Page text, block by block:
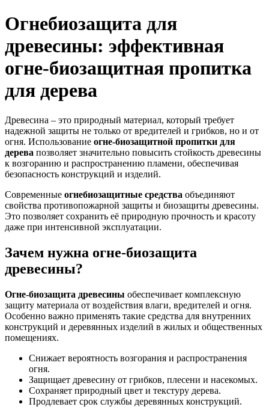
Огнебиозащита для
древесины: эффективная
огне-биозащитная пропитка
для дерева
Древесина – это природный материал, который требует
надежной защиты не только от вредителей и грибков, но и от
огня. Использование огне-биозащитной пропитки для
дерева позволяет значительно повысить стойкость древесины
к возгоранию и распространению пламени, обеспечивая
безопасность конструкций и изделий.
Современные огнебиозащитные средства объединяют
свойства противопожарной защиты и биозащиты древесины.
Это позволяет сохранить её природную прочность и красоту
даже при интенсивной эксплуатации.
Зачем нужна огне-биозащита
древесины?
Огне-биозащита древесины обеспечивает комплексную
защиту материала от воздействия влаги, вредителей и огня.
Особенно важно применять такие средства для внутренних
конструкций и деревянных изделий в жилых и общественных
помещениях.
Снижает вероятность возгорания и распространения
огня.
Защищает древесину от грибков, плесени и насекомых.
Сохраняет природный цвет и текстуру дерева.
Продлевает срок службы деревянных конструкций.